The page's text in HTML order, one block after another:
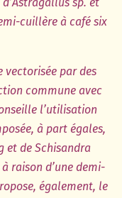
cuillère à café six
vectorisée par des
commune avec
l’utilisation
à part égales,
et de Schisandra
raison d’une demi-
également, le